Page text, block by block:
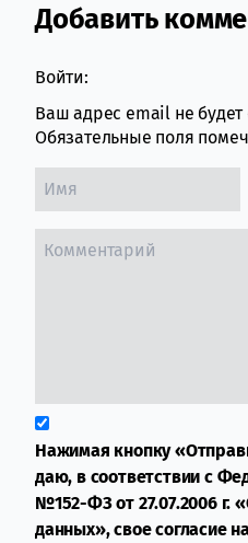
Comment
Добавить
Войти:
Ваш адрес email не будет
Обязательные поля
Нажимая кнопку
даю, в соответствии с
№152-ФЗ от 27.07.2006 г.
данных», свое согласие